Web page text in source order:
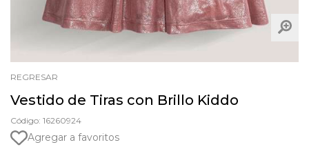
REGRESAR
Vestido de Tiras con Brillo Kiddo
Código: 16260924
Agregar a favoritos